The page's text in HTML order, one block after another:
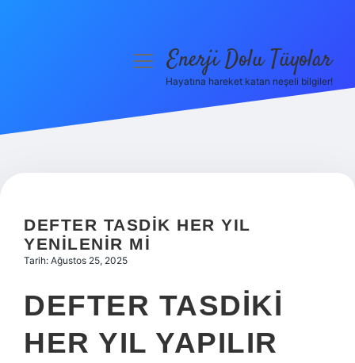
Hakkımızda
menüyüEnerji Dolu Tüyolar
Hayatına hareket katan neşeli bilgiler!
DEFTER TASDIK HER YIL
YENILENIR MI
Tarih: Ağustos 25, 2025
DEFTER TASDIKI
HER YIL YAPILIR